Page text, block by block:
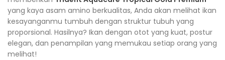
yang kaya asam amino berkualitas, Anda akan melihat ikan
kesayanganmu tumbuh dengan struktur tubuh yang
proporsional. Hasilnya? Ikan dengan otot yang kuat, postur
elegan, dan penampilan yang memukau setiap orang yang
melihat!